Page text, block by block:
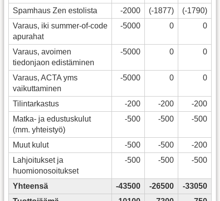
Spamhaus Zen estolista -2000 (-1877)
(-1790)
Varaus, iki summer-of-code
apurahat
-5000 0 0
Varaus, avoimen
tiedonjaon edistäminen
-5000 0 0
Varaus, ACTA yms
vaikuttaminen
-5000 0 0
Tilintarkastus -200 -200
-200
Matka- ja edustuskulut
(mm. yhteistyö)
-500 -500 -500
Muut kulut -500 -500
-200
Lahjoitukset ja
huomionosoitukset
-500 -500 -500
Yhteensä -43500 -26500
-33050